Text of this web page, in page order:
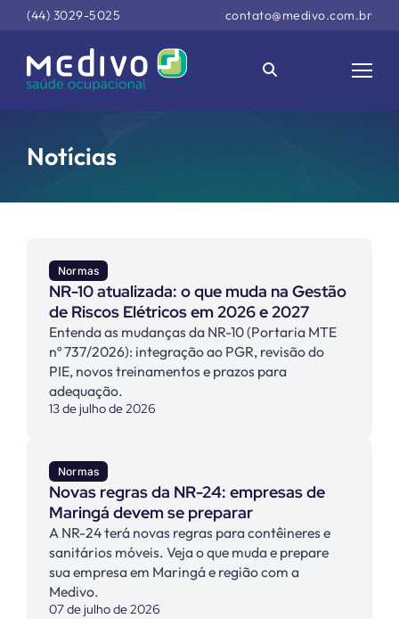
(44) 3029-5025 contato@medivo.com.br
Notícias
Normas
NR-10 atualizada: o que muda na Gestão
de Riscos Elétricos em 2026 e 2027
Entenda as mudanças da NR-10 (Portaria MTE
nº 737/2026): integração ao PGR, revisão do
PIE, novos treinamentos e prazos para
adequação.
13 de julho de 2026
Normas
Novas regras da NR-24: empresas de
Maringá devem se preparar
A NR-24 terá novas regras para contêineres e
sanitários móveis. Veja o que muda e prepare
sua empresa em Maringá e região com a
Medivo.
07 de julho de 2026